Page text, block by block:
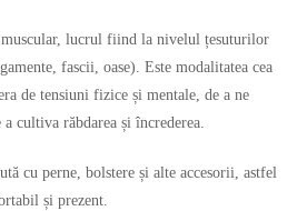
muscular, lucrul fiind la nivelul țesuturilor
fascii, oase). Este modalitatea cea
de tensiuni fizice și mentale, de a ne
cultiva răbdarea și încrederea.
cu perne, bolstere și alte accesorii, astfel
și prezent.